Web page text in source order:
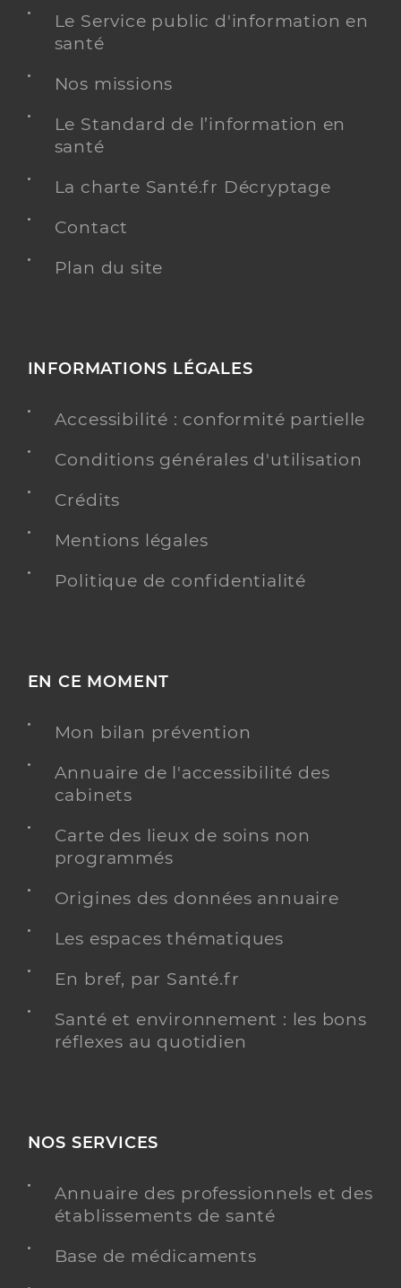
Le Service public d'information en
santé
Nos missions
Le Standard de l’information en
santé
La charte Santé.fr Décryptage
Contact
Plan du site
INFORMATIONS LÉGALES
Accessibilité : conformité partielle
Conditions générales d'utilisation
Crédits
Mentions légales
Politique de confidentialité
EN CE MOMENT
Mon bilan prévention
Annuaire de l'accessibilité des
cabinets
Carte des lieux de soins non
programmés
Origines des données annuaire
Les espaces thématiques
En bref, par Santé.fr
Santé et environnement : les bons
réflexes au quotidien
NOS SERVICES
Annuaire des professionnels et des
établissements de santé
Base de médicaments